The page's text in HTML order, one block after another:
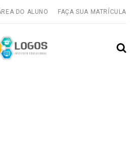
DO ALUNO FAÇA SUA MATRÍCULA